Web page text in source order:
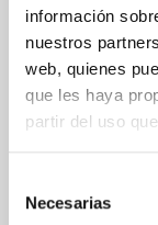
información
nuestros
web, quienes
que les haya
partir del uso
Necesarias
Sectores
Fundición